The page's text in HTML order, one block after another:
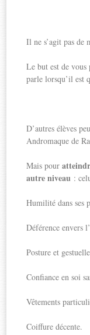
Il ne s’agit pas de
Le but est de
parle lorsqu’il est
D’autres élèves
Andromaque de
Mais pour
autre niveau :
Humilité dans ses
Déférence envers
Posture et
Confiance en soi
Vêtements
Coiffure décente.